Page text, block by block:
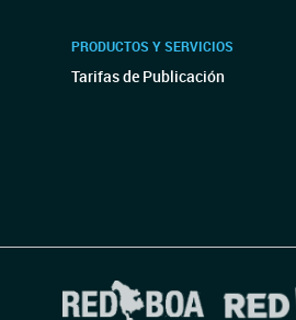
PRODUCTOS Y SERVICIOS
Tarifas de Publicación